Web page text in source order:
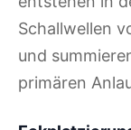
Schallwellen
und
primären